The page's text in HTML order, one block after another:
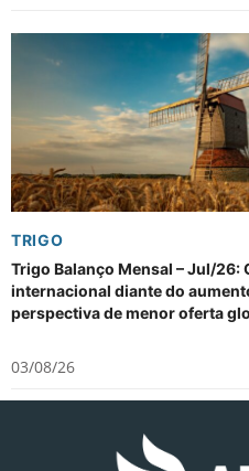
TRIGO
Trigo Balanço Mensal – Jul/26:
internacional diante do
perspectiva de menor oferta
03/08/26